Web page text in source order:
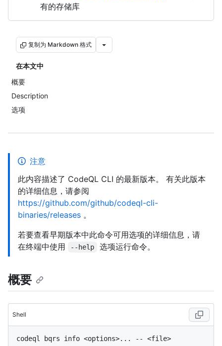
有的存储库
复制为 Markdown 格式
在本文中
概要
Description
选项
注意
此内容描述了 CodeQL CLI 的最新版本。 有关此版本
的详细信息，请参阅
https://github.com/github/codeql-cli-
binaries/releases 。
若要查看早期版本中此命令可用选项的详细信息，请
在终端中使用
--help 选项运行命令。
概要
Shell